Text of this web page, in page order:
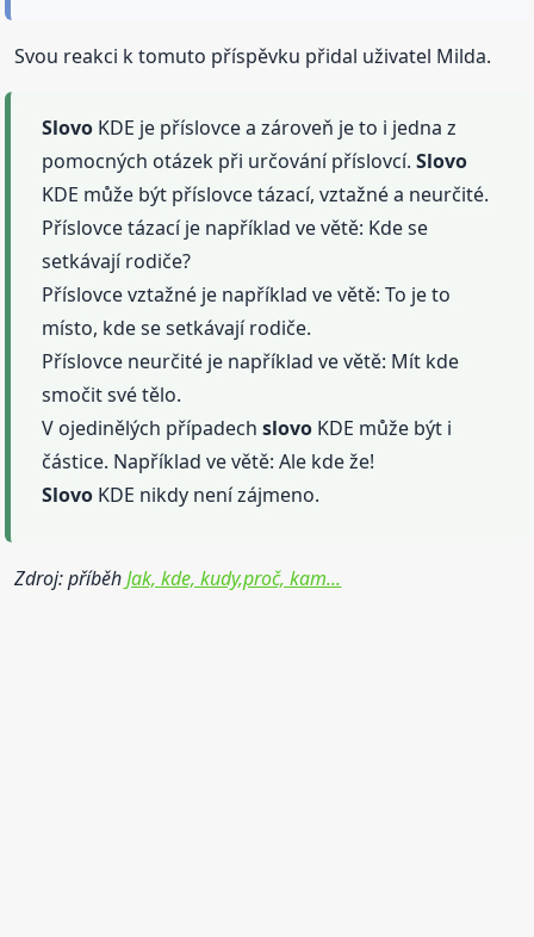
Svou reakci k tomuto příspěvku přidal uživatel Milda.
Slovo KDE je příslovce a zároveň je to i jedna z
pomocných otázek při určování příslovcí.Slovo
KDE může být příslovce tázací, vztažné a neurčité.
Příslovce tázací je například ve větě: Kde se
setkávají rodiče?
Příslovce vztažné je například ve větě: To je to
místo, kde se setkávají rodiče.
Příslovce neurčité je například ve větě: Mít kde
smočit své tělo.
V ojedinělých případechslovo KDE může být i
částice. Například ve větě: Ale kde že!
Slovo KDE nikdy není zájmeno.
Zdroj: příběhJak, kde, kudy,proč, kam...